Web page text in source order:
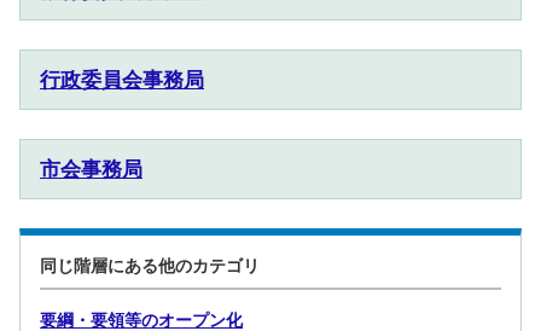
行政委員会事務局
市会事務局
同じ階層にある他のカテゴリ
要綱・要領等のオープン化